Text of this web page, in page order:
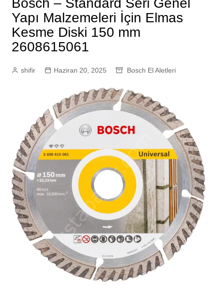
Bosch – Standard Seri Genel
Yapı Malzemeleri İçin Elmas
Kesme Diski 150 mm
2608615061
shifir Haziran 20, 2025 Bosch El Aletleri